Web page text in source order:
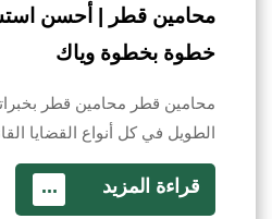
محامين قطر | أحسن
خطوة بخطوة وياك
محامين قطر محامين قطر
الطويل في كل أنواع القضايا
قراءة المزيد ...